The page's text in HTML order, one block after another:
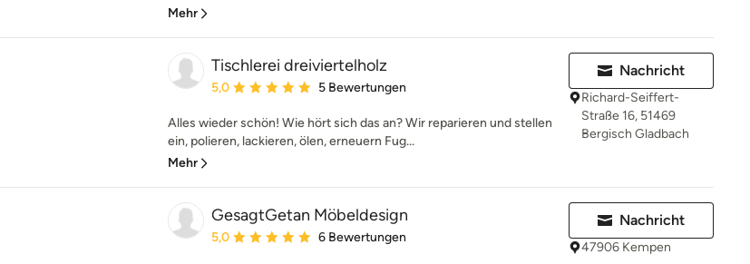
Mehr
Tischlerei dreiviertelholz
Durchschnittliche Bewertung: 5 von 5 Sternen
5,0 5 Bewertungen
Alles wieder schön! Wie hört sich das an? Wir reparieren und stellen
ein, polieren, lackieren, ölen, erneuern Fug...
Mehr
Nachricht
Richard-Seiffert-
Straße 16, 51469
Bergisch Gladbach
GesagtGetan Möbeldesign
Durchschnittliche Bewertung: 5 von 5 Sternen
5,0 6 Bewertungen
Nachricht
47906 Kempen